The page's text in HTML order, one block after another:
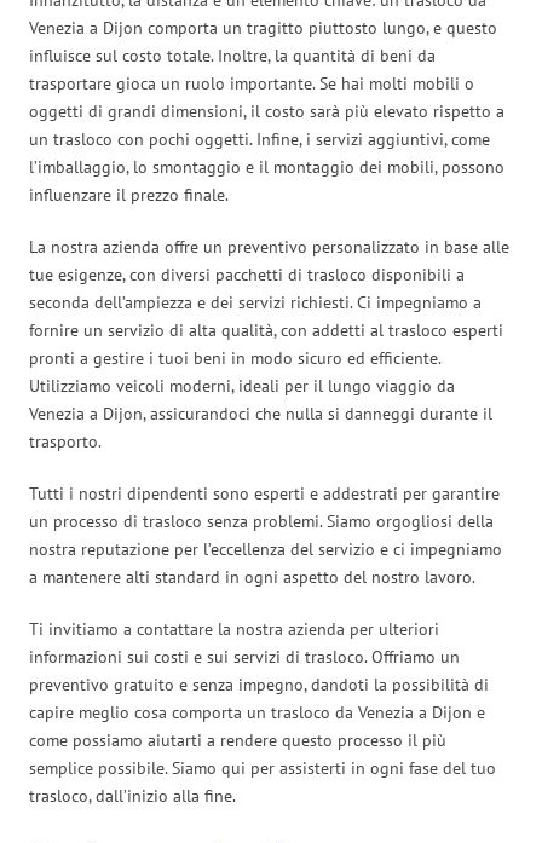
Venezia a Dijon comporta un tragitto piuttosto lungo, e questo
influisce sul costo totale. Inoltre, la quantità di beni da
trasportare gioca un ruolo importante. Se hai molti mobili o
oggetti di grandi dimensioni, il costo sarà più elevato rispetto a
un trasloco con pochi oggetti. Infine, i servizi aggiuntivi, come
l’imballaggio, lo smontaggio e il montaggio dei mobili, possono
influenzare il prezzo finale.
La nostra azienda offre un preventivo personalizzato in base alle
tue esigenze, con diversi pacchetti di trasloco disponibili a
seconda dell’ampiezza e dei servizi richiesti. Ci impegniamo a
fornire un servizio di alta qualità, con addetti al trasloco esperti
pronti a gestire i tuoi beni in modo sicuro ed efficiente.
Utilizziamo veicoli moderni, ideali per il lungo viaggio da
Venezia a Dijon, assicurandoci che nulla si danneggi durante il
trasporto.
Tutti i nostri dipendenti sono esperti e addestrati per garantire
un processo di trasloco senza problemi. Siamo orgogliosi della
nostra reputazione per l’eccellenza del servizio e ci impegniamo
a mantenere alti standard in ogni aspetto del nostro lavoro.
Ti invitiamo a contattare la nostra azienda per ulteriori
informazioni sui costi e sui servizi di trasloco. Offriamo un
preventivo gratuito e senza impegno, dandoti la possibilità di
capire meglio cosa comporta un trasloco da Venezia a Dijon e
come possiamo aiutarti a rendere questo processo il più
semplice possibile. Siamo qui per assisterti in ogni fase del tuo
trasloco, dall’inizio alla fine.